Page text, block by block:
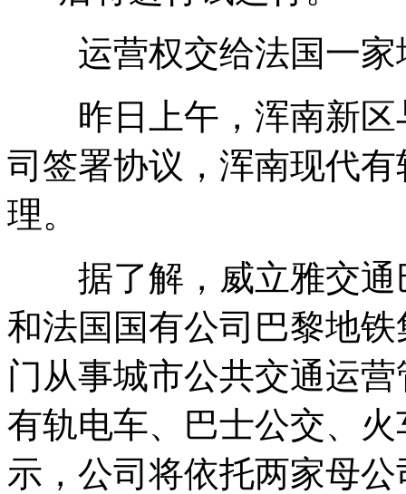
运营权交给法国一家
昨日上午，浑南新区
司签署协议，浑南现代
理。
据了解，威立雅交通
和法国国有公司巴黎地
门从事城市公共交通运
有轨电车、巴士公交、
示，公司将依托两家母